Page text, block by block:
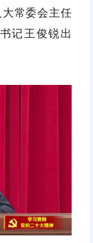
常委会主任
记王俊锐出